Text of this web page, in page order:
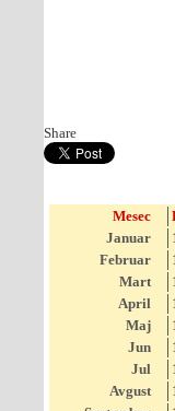
Share
Mesec
Januar
Februar
Mart
April
Maj
Jun
Jul
Avgust